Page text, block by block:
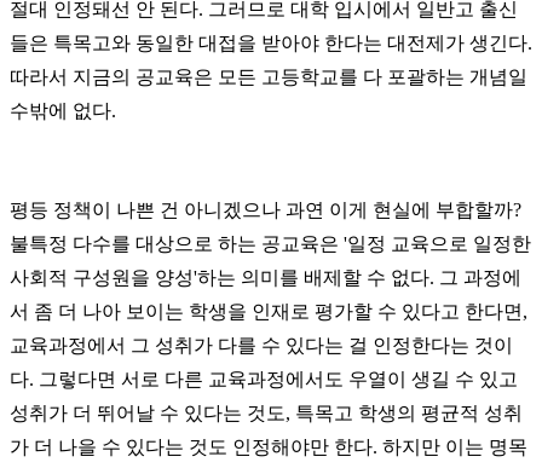
절대 인정돼선 안 된다. 그러므로 대학 입시에서 일반고 출신
들은 특목고와 동일한 대접을 받아야 한다는 대전제가 생긴다.
따라서 지금의 공교육은 모든 고등학교를 다 포괄하는 개념일
수밖에 없다.
평등 정책이 나쁜 건 아니겠으나 과연 이게 현실에 부합할까?
불특정 다수를 대상으로 하는 공교육은 '일정 교육으로 일정한
사회적 구성원을 양성'하는 의미를 배제할 수 없다. 그 과정에
서 좀 더 나아 보이는 학생을 인재로 평가할 수 있다고 한다면,
교육과정에서 그 성취가 다를 수 있다는 걸 인정한다는 것이
다. 그렇다면 서로 다른 교육과정에서도 우열이 생길 수 있고
성취가 더 뛰어날 수 있다는 것도, 특목고 학생의 평균적 성취
가 더 나을 수 있다는 것도 인정해야만 한다. 하지만 이는 명목